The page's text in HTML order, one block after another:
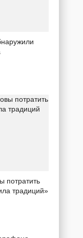
потратить
традиций»